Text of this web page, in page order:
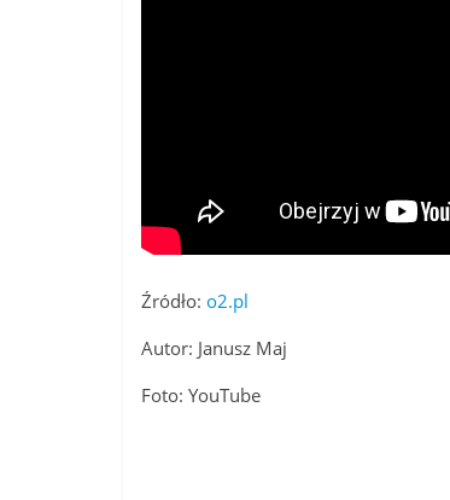
Źródło: o2.pl
Autor: Janusz Maj
Foto: YouTube